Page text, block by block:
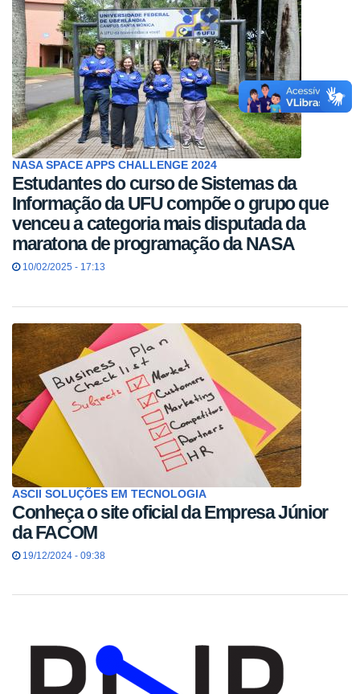
NASA SPACE APPS CHALLENGE 2024
Estudantes do curso de Sistemas da
Informação da UFU compõe o grupo que
venceu a categoria mais disputada da
maratona de programação da NASA
10/02/2025 - 17:13
ASCII SOLUÇÕES EM TECNOLOGIA
Conheça o site oficial da Empresa Júnior
da FACOM
19/12/2024 - 09:38